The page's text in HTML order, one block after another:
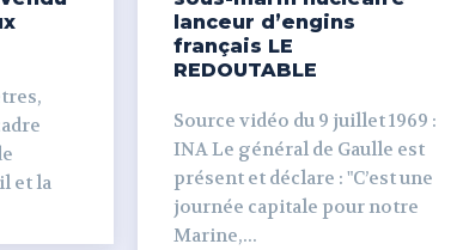
et la
lanceur d’engins
français LE
REDOUTABLE
Source vidéo du 9 juillet 1969 :
INA Le général de Gaulle est
présent et déclare : "C’est une
journée capitale pour notre
Marine,...